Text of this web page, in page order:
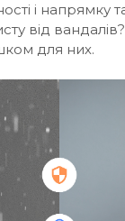
і напрямку
від
для них.